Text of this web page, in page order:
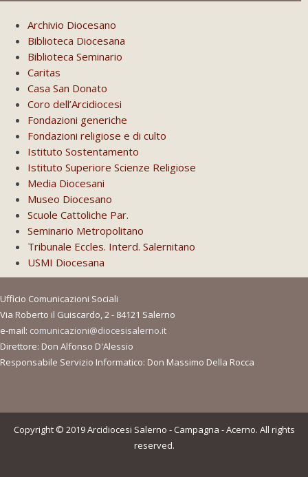
Archivio Diocesano
Biblioteca Diocesana
Biblioteca Seminario
Caritas
Casa San Donato
Coro dell’Arcidiocesi
Fondazioni generiche
Fondazioni religiose e di culto
Istituto Sostentamento
Istituto Superiore Scienze Religiose
Media Diocesani
Museo Diocesano
Scuole Cattoliche Par.
Seminario Metropolitano
Tribunale Eccles. Interd. Salernitano
USMI Diocesana
Ufficio Comunicazioni Sociali
Via Roberto il Guiscardo, 2 - 84121 Salerno
e-mail: comunicazioni@diocesisalerno.it
Direttore: Don Alfonso D'Alessio
Responsabile Servizio Informatico: Don Massimo Della Rocca
Copyright © 2019 Arcidiocesi Salerno - Campagna - Acerno. All rights
reserved.